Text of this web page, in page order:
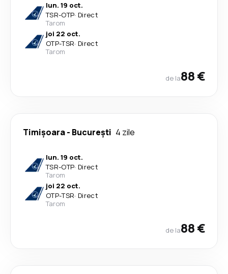
lun. 19 oct.
TSR-OTP· Direct
Tarom
joi 22 oct.
OTP-TSR· Direct
Tarom
de la88 €
Timișoara- București 4 zile
lun. 19 oct.
TSR-OTP· Direct
Tarom
joi 22 oct.
OTP-TSR· Direct
Tarom
de la88 €